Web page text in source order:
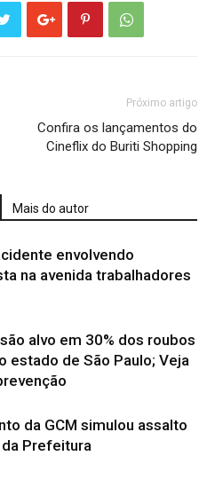
Próximo artigo
Confira os lançamentos do
Cineflix do Buriti Shopping
Mais do autor
envolvendo
na avenida trabalhadores
alvo em 30% dos roubos
estado de São Paulo; Veja
da GCM simulou assalto
Prefeitura